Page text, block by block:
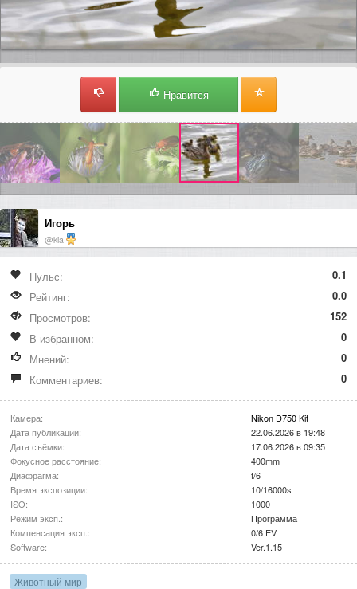
Нравится
Игорь
@kia
Пульс:
0.1
Рейтинг:
0.0
Просмотров:
152
В избранном:
0
Мнений:
0
Комментариев:
0
Камера:
Nikon D750 Kit
Дата публикации:
22.06.2026 в 19:48
Дата съёмки:
17.06.2026 в 09:35
Фокусное расстояние:
400mm
Диафрагма:
f/6
Время экспозиции:
10/16000s
ISO:
1000
Режим эксп.:
Программа
Компенсация эксп.:
0/6 EV
Software:
Ver.1.15
Животный мир